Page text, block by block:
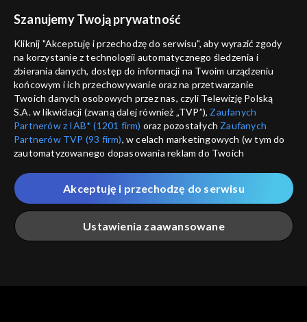
ANULUJ
informacje o dostawcy usług
Szanujemy Twoją prywatność
Kliknij "Akceptuję i przechodzę do serwisu", aby wyrazić zgody
na korzystanie z technologii automatycznego śledzenia i
zbierania danych, dostęp do informacji na Twoim urządzeniu
końcowym i ich przechowywanie oraz na przetwarzanie
Twoich danych osobowych przez nas, czyli Telewizję Polską
S.A. w likwidacji (zwaną dalej również „TVP”), Zaufanych
Partnerów z IAB* (1201 firm) oraz pozostałych Zaufanych
Partnerów TVP (93 firm), w celach marketingowych (w tym do
zautomatyzowanego dopasowania reklam do Twoich
które wskazujemy poniżej, a także zgody na udostępnianie
przez nas identyfikatora PPID do Google.
Twoje dane osobowe zbierane podczas odwiedzania przez
Ciebie naszych
poszczególnych serwisówzwanych dalej
„Portalem”, w tym informacje zapisywane za pomocą
Ustawienia zaawansowane
Akceptuję i przechodzę do serwisu